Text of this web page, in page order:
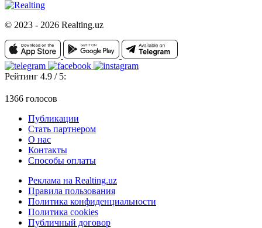
© 2023 - 2026 Realting.uz
Рейтинг 4.9 / 5:
1366 голосов
Публикации
Стать партнером
О нас
Контакты
Способы оплаты
Реклама на Realting.uz
Правила пользования
Политика конфиденциальности
Политика cookies
Публичный договор